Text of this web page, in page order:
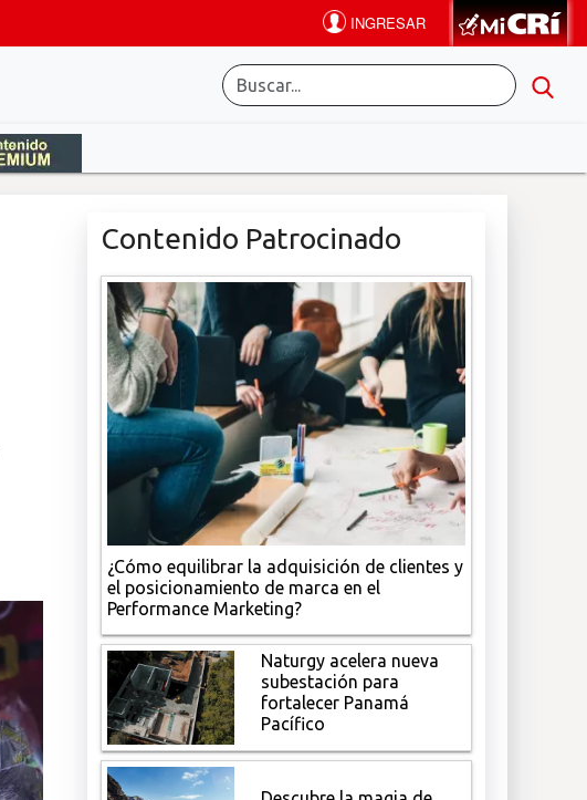
Contenido Patrocinado
¿Cómo equilibrar la adquisición de clientes y
el posicionamiento de marca en el
Performance Marketing?
Naturgy acelera nueva
subestación para
fortalecer Panamá
Pacífico